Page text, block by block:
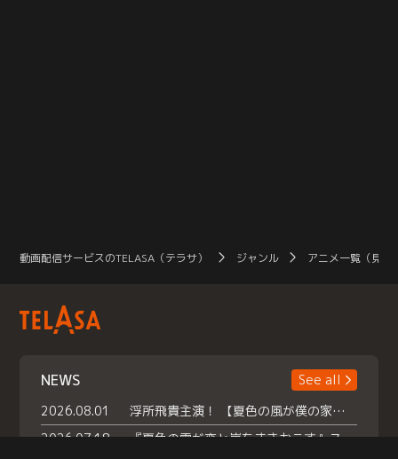
動画配信サービスのTELASA（テラサ） ジャンル アニメ一覧（見放
NEWS
See all
2026.08.01
浮所飛貴主演！ 【夏色の風が僕の家にやってきた】 本日よりテラサで独占配信スタート！
2026.07.18
『夏色の雲が恋と嵐をまきおこす』スペシャルメイキング 【Part1】2026年７月18日（土）23時30分～配信スタート！話題のシーンの裏側を大公開！豪華キャスト大集合！ 『武宮家 真夏の家族会議』開催！